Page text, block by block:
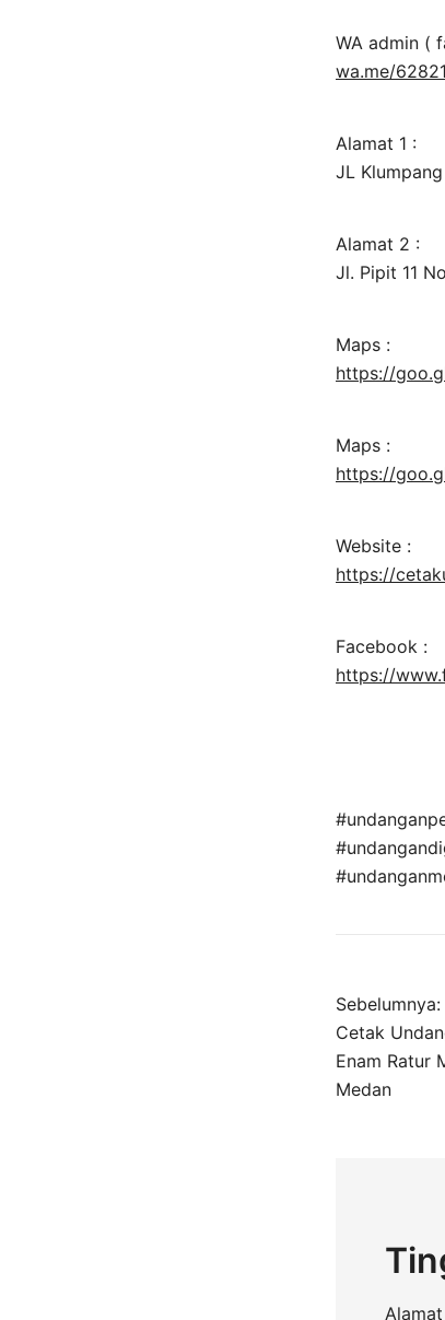
WA admin (
wa.me/
Alamat 1 :
JL
Alamat 2 :
Jl. Pipit 11
Maps :
https://
Maps :
https://
Website :
https://
Facebook :
https://
Sebelumnya:
Cetak
Enam Ratur
Medan